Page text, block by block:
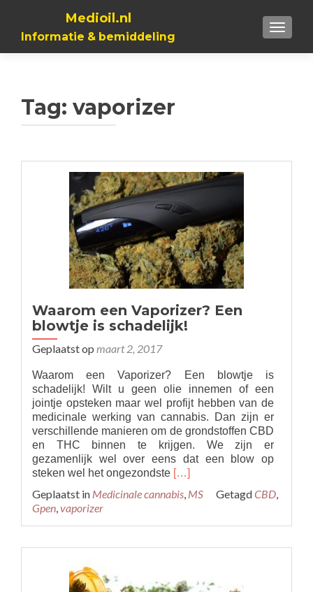
Medioil.nl
Informatie & bemiddeling
Tag: vaporizer
Waarom een Vaporizer? Een
blowtje is schadelijk!
Geplaatst op maart 2, 2017
Waarom een Vaporizer? Een blowtje is
schadelijk! Wilt u geen olie innemen of een
jointje opsteken maar wel profijt hebben van de
medicinale werking van cannabis. Dan zijn er
verschillende manieren om de grondstoffen CBD
en THC binnen te krijgen. We zijn er
gezamenlijk wel over eens dat een blow op
steken wel het ongezondste Read
about
een
is
[…]
Geplaatst in Medicinale cannabis MS GetagdCBD
Gpen vaporizer